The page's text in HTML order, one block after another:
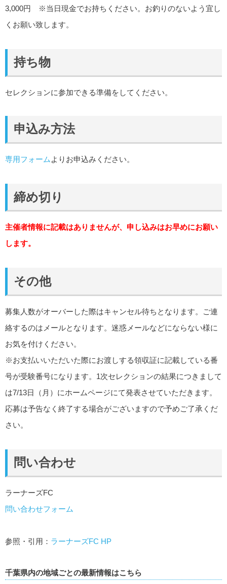
3,000円 ※当日現金でお持ちください。お釣りのないよう宜し
くお願い致します。
持ち物
セレクションに参加できる準備をしてください。
申込み方法
専用フォーム よりお申込みください。
締め切り
主催者情報に記載はありませんが、申し込みはお早めにお願い
します。
その他
募集人数がオーバーした際はキャンセル待ちとなります。ご連
絡するのはメールとなります。迷惑メールなどにならない様に
お気を付けください。
※お支払いいただいた際にお渡しする領収証に記載している番
号が受験番号になります。1次セレクションの結果につきまして
は7/13日（月）にホームページにて発表させていただきます。
応募は予告なく終了する場合がございますので予めご了承くだ
さい。
問い合わせ
ラーナーズFC
問い合わせフォーム
参照・引用： ラーナーズFC HP
千葉県内の地域ごとの最新情報はこちら